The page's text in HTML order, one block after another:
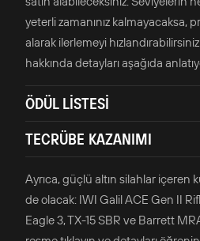
yeterli zamanınız kalmayacaksa,
alarak ilerlemeyi
hakkında detayları aşağıda
ÖDÜL LİSTESİ
TECRÜBE KAZANIMI
Ayrıca, güçlü altın silahlar içeren
de olacak: IWI Galil ACE Gen II
Eagle 3, TX-15 SBR ve Barrett